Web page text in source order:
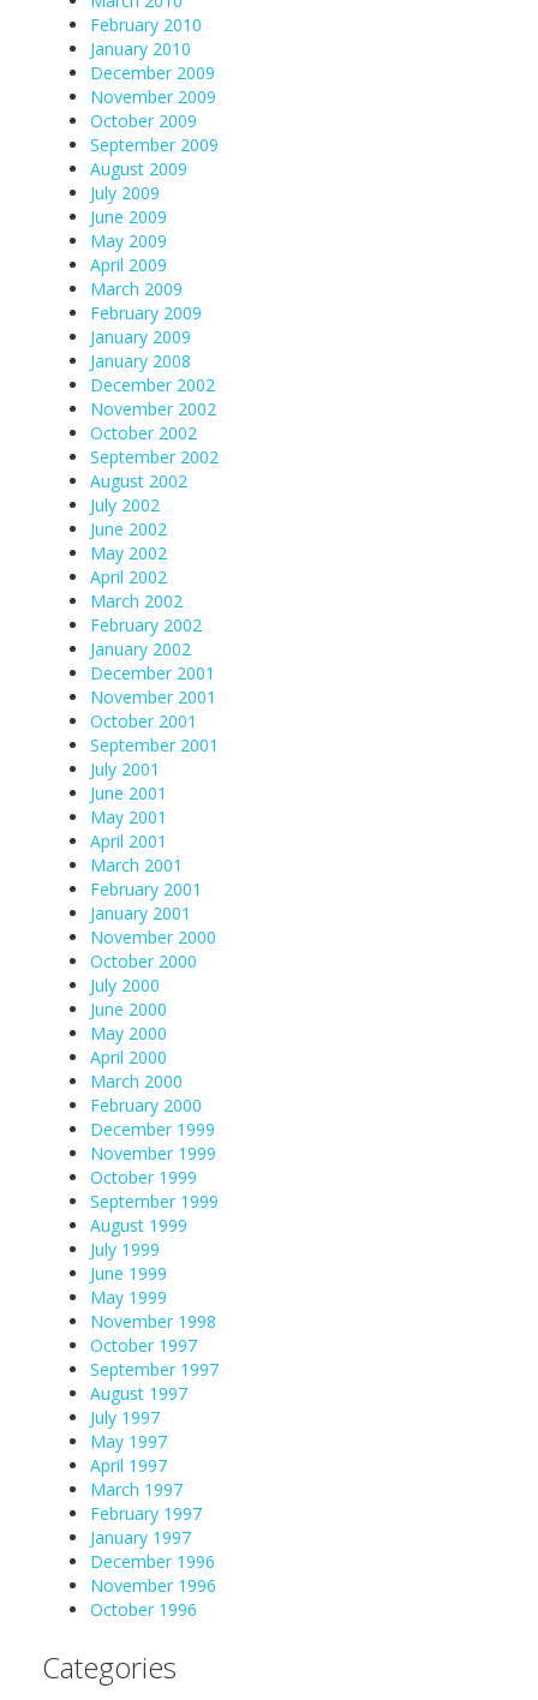
February 2010
January 2010
December 2009
November 2009
October 2009
September 2009
August 2009
July 2009
June 2009
May 2009
April 2009
March 2009
February 2009
January 2009
January 2008
December 2002
November 2002
October 2002
September 2002
August 2002
July 2002
June 2002
May 2002
April 2002
March 2002
February 2002
January 2002
December 2001
November 2001
October 2001
September 2001
July 2001
June 2001
May 2001
April 2001
March 2001
February 2001
January 2001
November 2000
October 2000
July 2000
June 2000
May 2000
April 2000
March 2000
February 2000
December 1999
November 1999
October 1999
September 1999
August 1999
July 1999
June 1999
May 1999
November 1998
October 1997
September 1997
August 1997
July 1997
May 1997
April 1997
March 1997
February 1997
January 1997
December 1996
November 1996
October 1996
Categories